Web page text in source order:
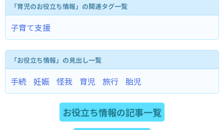
「育児のお役立ち情報」の関連タグ一覧
子育て支援
「お役立ち情報」の見出し一覧
手続 妊娠 怪我 育児 旅行 胎児
お役立ち情報の記事一覧